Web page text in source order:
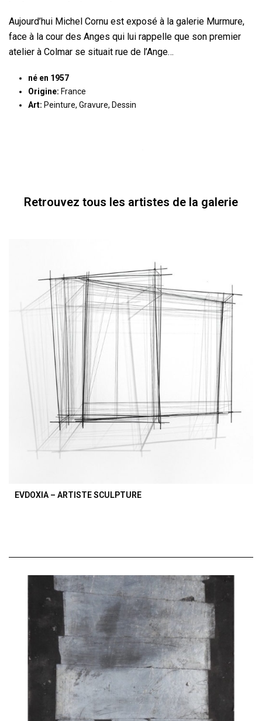
Aujourd’hui Michel Cornu est exposé à la galerie Murmure,
face à la cour des Anges qui lui rappelle que son premier
atelier à Colmar se situait rue de l’Ange…
né en 1957
Origine: France
Art: Peinture, Gravure, Dessin
Retrouvez tous les artistes de la galerie
EVDOXIA – ARTISTE SCULPTURE